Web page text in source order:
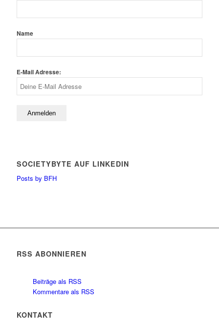
Name
E-Mail Adresse:
SOCIETYBYTE AUF LINKEDIN
Posts by BFH
RSS ABONNIEREN
Beiträge als RSS
Kommentare als RSS
KONTAKT